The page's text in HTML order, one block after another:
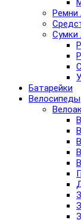
Ремни
Сумки
Батарейки
Велосипеды